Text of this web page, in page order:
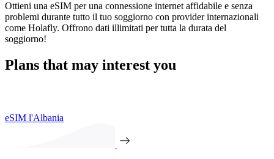
Ottieni una eSIM per una connessione internet affidabile e senza
problemi durante tutto il tuo soggiorno con provider internazionali
come Holafly. Offrono dati illimitati per tutta la durata del
soggiorno!
Plans that may interest you
eSIM l'Albania